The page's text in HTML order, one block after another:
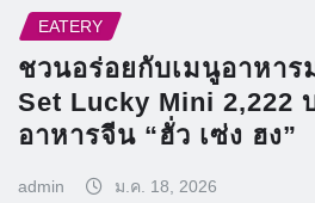
EATERY
ชวนอร่อยกับเมนูอาหา
Set Lucky Mini 2,222
อาหารจีน “ฮั่ว เซ่ง ฮง”
admin ม.ค. 18, 2026